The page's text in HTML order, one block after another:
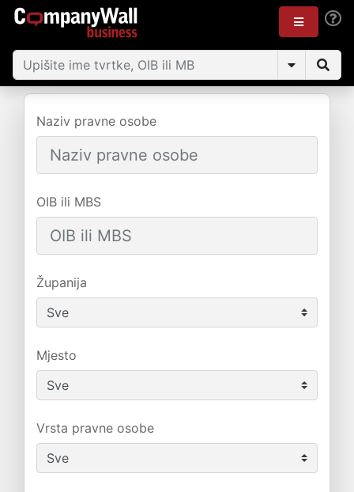
Naziv pravne osobe
OIB ili MBS
Županija
Mjesto
Vrsta pravne osobe